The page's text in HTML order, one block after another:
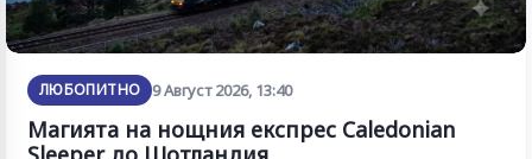
ЛЮБОПИТНО 9 Август 2026, 13:40
Магията на нощния експрес Caledonian